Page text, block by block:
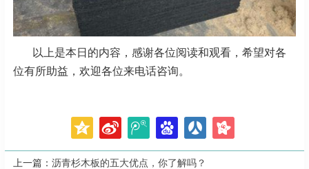
以上是本日的内容，感谢各位阅读和观看，希望对各
位有所助益，欢迎各位来电话咨询。
上一篇： 沥青杉木板的五大优点，你了解吗？